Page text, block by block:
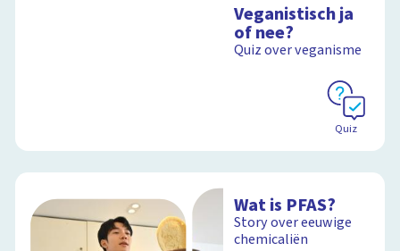
Veganistisch ja
of nee?
Quiz over veganisme
Quiz
Wat is PFAS?
Story over eeuwige
chemicaliën